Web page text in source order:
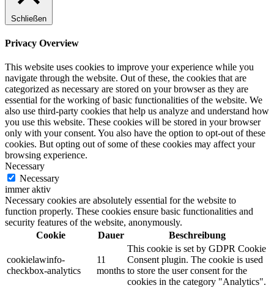
Schließen
Privacy Overview
This website uses cookies to improve your experience while you
navigate through the website. Out of these, the cookies that are
categorized as necessary are stored on your browser as they are
essential for the working of basic functionalities of the website. We
also use third-party cookies that help us analyze and understand how
you use this website. These cookies will be stored in your browser
only with your consent. You also have the option to opt-out of these
cookies. But opting out of some of these cookies may affect your
browsing experience.
Necessary
Necessary
immer aktiv
Necessary cookies are absolutely essential for the website to
function properly. These cookies ensure basic functionalities and
security features of the website, anonymously.
Cookie
Dauer Beschreibung
cookielawinfo-
checkbox-analytics
11
months
This cookie is set by GDPR Cookie
Consent plugin. The cookie is used
to store the user consent for the
cookies in the category "Analytics".